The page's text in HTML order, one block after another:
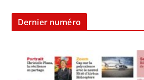
Dernier numéro